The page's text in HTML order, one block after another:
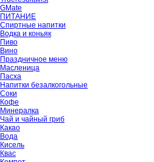
GMate
ПИТАНИЕ
Спиртные напитки
Водка и коньяк
Пиво
Вино
Праздничное меню
Масленица
Пасха
Напитки безалкогольные
Соки
Кофе
Минералка
Чай и чайный гриб
Какао
Вода
Кисель
Квас